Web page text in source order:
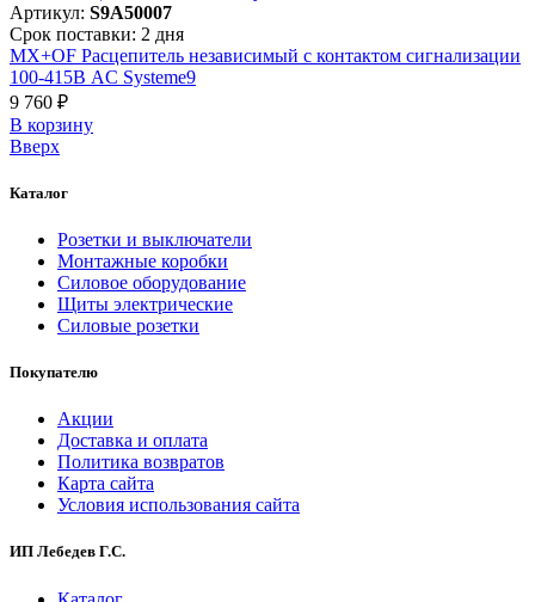
Артикул: S9A50007
Срок поставки: 2 дня
MX+OF Расцепитель независимый с контактом сигнализации
100-415В AC Systeme9
9 760 ₽
В корзинy
Вверх
Каталог
Розетки и выключатели
Монтажные коробки
Силовое оборудование
Щиты электрические
Силовые розетки
Покупателю
Акции
Доставка и оплата
Политика возвратов
Карта сайта
Условия использования сайта
ИП Лебедев Г.С.